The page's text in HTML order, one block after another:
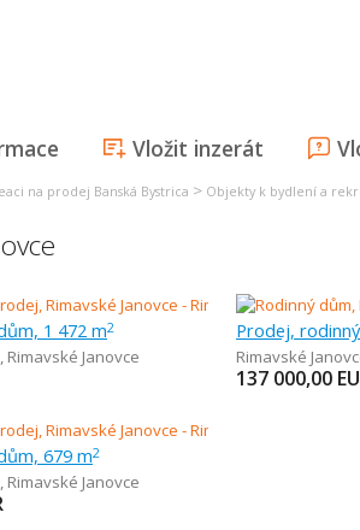
Vložit inzerát
na prodej Banská Bystrica > Objekty k bydlení a
1 472 m2
, Rimavské Janovce
Prodej,
Rimavské
137 000,00
679 m2
, Rimavské Janovce